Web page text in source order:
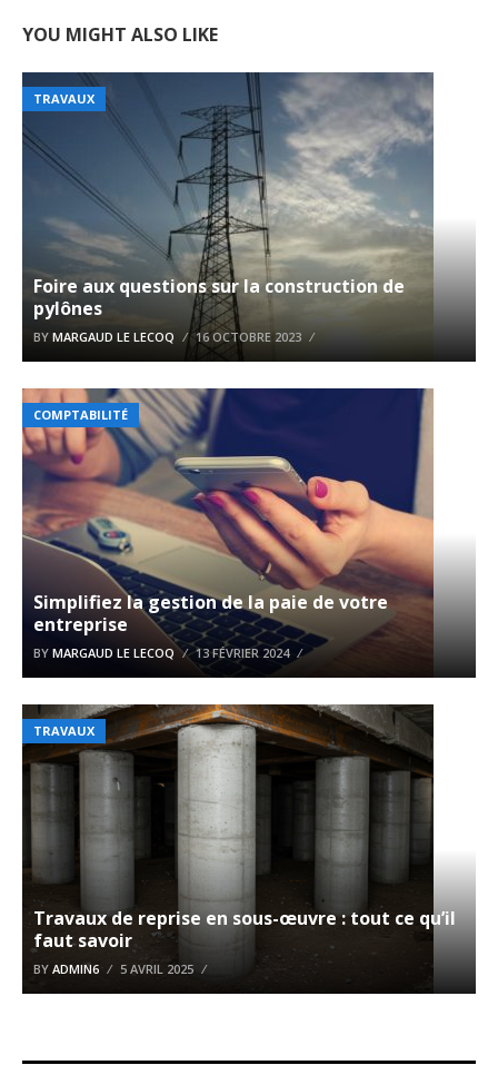
YOU MIGHT ALSO LIKE
TRAVAUX
Foire aux questions sur la construction de
pylônes
BY MARGAUD LE LECOQ 16 OCTOBRE 2023
COMPTABILITÉ
Simplifiez la gestion de la paie de votre
entreprise
BY MARGAUD LE LECOQ 13 FÉVRIER 2024
TRAVAUX
Travaux de reprise en sous-œuvre : tout ce qu’il
faut savoir
BY ADMIN6 5 AVRIL 2025